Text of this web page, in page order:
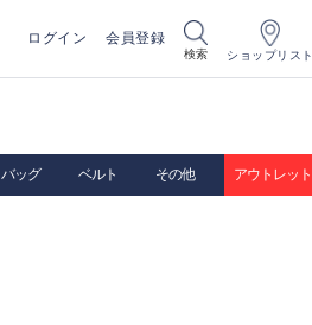
ログイン 会員登録
検索 ショップリスト
バッグ ベルト その他 アウトレット